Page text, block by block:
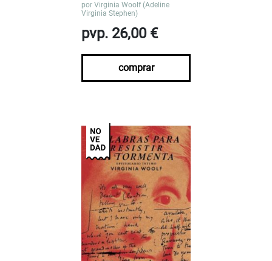
por Virginia Woolf (Adeline
Virginia Stephen)
pvp. 26,00 €
comprar